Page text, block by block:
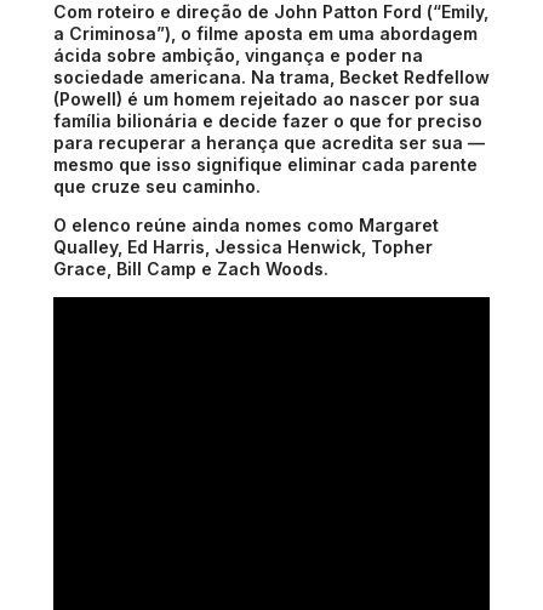
Com roteiro e direção de John Patton Ford (“Emily,
a Criminosa”), o filme aposta em uma abordagem
ácida sobre ambição, vingança e poder na
sociedade americana. Na trama, Becket Redfellow
(Powell) é um homem rejeitado ao nascer por sua
família bilionária e decide fazer o que for preciso
para recuperar a herança que acredita ser sua —
mesmo que isso signifique eliminar cada parente
que cruze seu caminho.
O elenco reúne ainda nomes como Margaret
Qualley, Ed Harris Jessica Henwick Topher
Grace , Bill Camp e Zach Woods.